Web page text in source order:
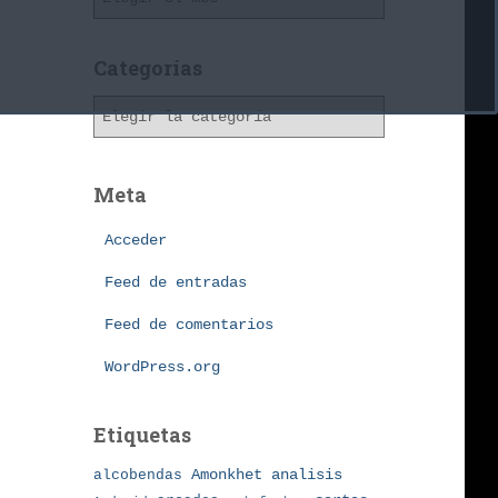
h
v
o
Categorías
g
Meta
Acceder
Feed de entradas
Feed de comentarios
WordPress.org
Etiquetas
alcobendas Amonkhet analisis